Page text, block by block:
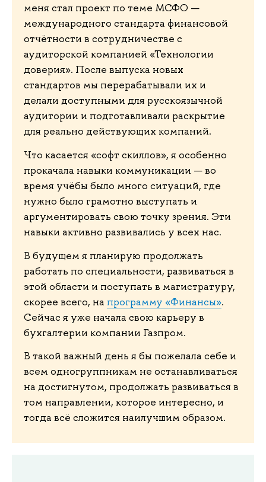
меня стал проект по теме МСФО —
международного стандарта финансовой
отчётности в сотрудничестве с
аудиторской компанией «Технологии
доверия». После выпуска новых
стандартов мы перерабатывали их и
делали доступными для русскоязычной
аудитории и подготавливали раскрытие
для реально действующих компаний.
Что касается «софт скиллов», я особенно
прокачала навыки коммуникации — во
время учёбы было много ситуаций, где
нужно было грамотно выступать и
аргументировать свою точку зрения. Эти
навыки активно развивались у всех нас.
В будущем я планирую продолжать
работать по специальности, развиваться в
этой области и поступать в магистратуру,
скорее всего, на программу «Финансы».
Сейчас я уже начала свою карьеру в
бухгалтерии компании Газпром.
В такой важный день я бы пожелала себе и
всем одногруппникам не останавливаться
на достигнутом, продолжать развиваться в
том направлении, которое интересно, и
тогда всё сложится наилучшим образом.